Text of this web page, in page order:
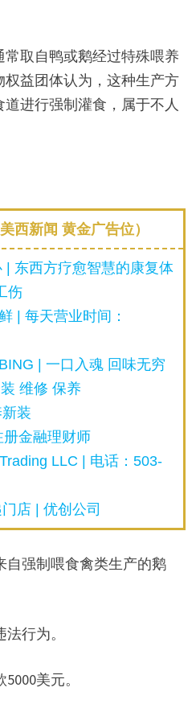
取自鸭或鹅经过特殊喂养
益团体认为，这种生产方
进行强制灌食，属于不人
西新闻 黄金广告位）
| 东西方疗愈智慧的康复体
伤
| 每天营业时间：
| 一口入魂 回味无穷
维修 保养
装
金融理财师
LLC | 电话：503-
店 | 优创公司
强制喂食禽类生产的鹅
行为。
美元。